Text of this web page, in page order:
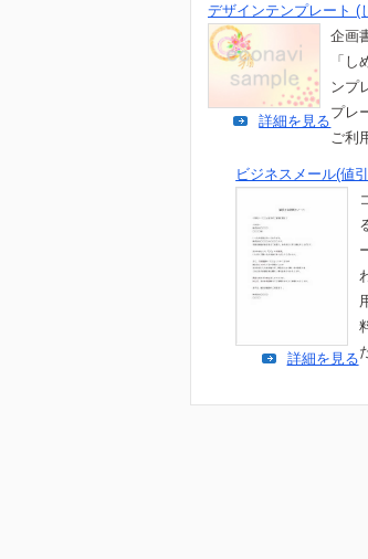
デザインテンプレート (
企画
「
ンプ
プレ
ご利
詳細を見る
ビジネスメール(値
詳細を見る